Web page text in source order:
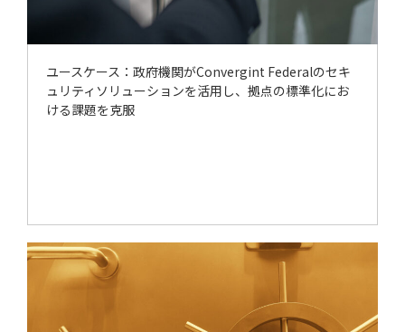
ユースケース：政府機関がConvergint Federalのセキ
ュリティソリューションを活用し、拠点の標準化にお
ける課題を克服